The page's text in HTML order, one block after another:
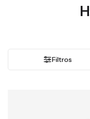
Filtros